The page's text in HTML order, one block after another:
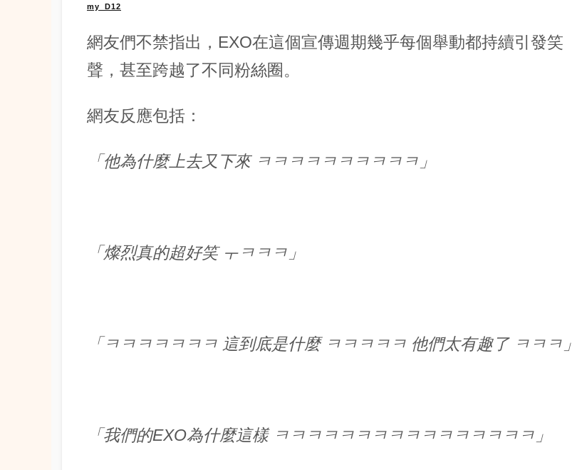
my_D12
網友們不禁指出，EXO在這個宣傳週期幾乎每個舉動都持續引發笑
聲，甚至跨越了不同粉絲圈。
網友反應包括：
「他為什麼上去又下來 ㅋㅋㅋㅋㅋㅋㅋㅋㅋㅋ」
「燦烈真的超好笑 ㅜㅋㅋㅋ」
「ㅋㅋㅋㅋㅋㅋㅋ 這到底是什麼 ㅋㅋㅋㅋㅋ 他們太有趣了 ㅋㅋㅋ」
「我們的EXO為什麼這樣 ㅋㅋㅋㅋㅋㅋㅋㅋㅋㅋㅋㅋㅋㅋㅋㅋ」